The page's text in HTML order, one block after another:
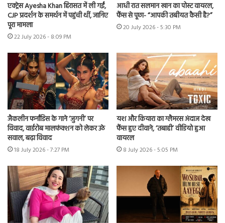
एक्ट्रेस Ayesha Khan हिरासत में ली गईं,
CJP प्रदर्शन के समर्थन में पहुंची थीं, जानिए
पूरा मामला
22 July 2026 - 8:09 PM
आधी रात सलमान खान का पोस्ट वायरल,
फैंस से पूछा- “आपकी तबीयत कैसी है?”
20 July 2026 - 5:30 PM
जैकलीन फर्नांडिस के गाने ‘जुगनी’ पर
विवाद, वार्डरोब मालफंक्शन को लेकर उठे
सवाल, बढ़ा विवाद
18 July 2026 - 7:27 PM
यश और कियारा का ग्लैमरस अंदाज देख
फैंस हुए दीवाने, ‘तबाही’ वीडियो हुआ
वायरल
8 July 2026 - 5:05 PM